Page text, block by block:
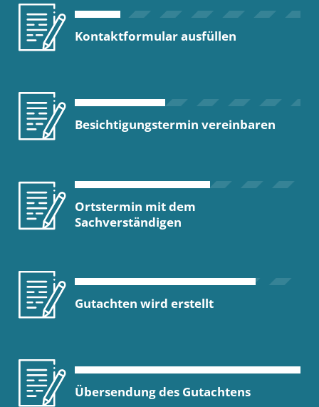
Kontaktformular ausfüllen
Besichtigungstermin vereinbaren
Ortstermin mit dem
Sachverständigen
Gutachten wird erstellt
Übersendung des Gutachtens